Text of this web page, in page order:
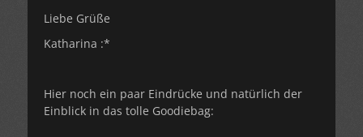
Liebe Grüße
Katharina :*
Hier noch ein paar Eindrücke und natürlich der
Einblick in das tolle Goodiebag: